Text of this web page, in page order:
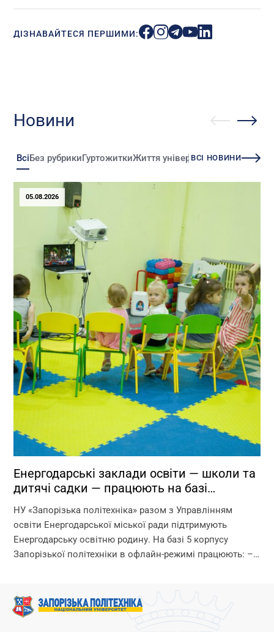
ДІЗНАВАЙТЕСЯ ПЕРШИМИ:
Новини
Всі Без рубрики ГуртожиткиЖиття університетуЗміни
ВСІ НОВИНИ
05.08.2026
Енергодарські заклади освіти — школи та
дитячі садки — працюють на базі
Запорізької політехніки!
НУ «Запорізька політехніка» разом з Управлінням
освіти Енергодарської міської ради підтримують
Енергодарську освітню родину. На базі 5 корпусу
Запорізької політехніки в офлайн-режимі працюють: –